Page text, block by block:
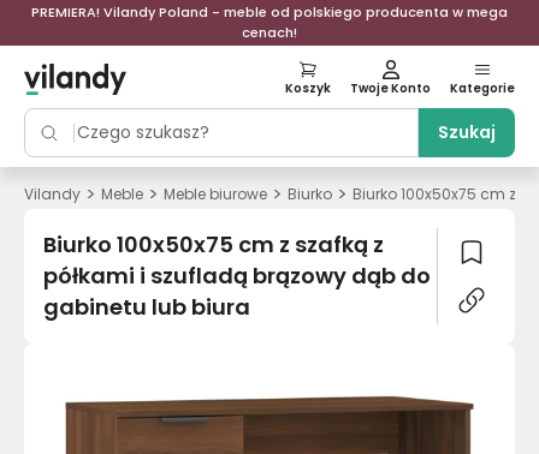
PREMIERA! Vilandy Poland - meble od polskiego producenta w mega
cenach!
Szukaj
Koszyk Twoje Konto Kategorie
Vilandy > Meble > Meble biurowe > Biurko > Biurko 100x50x75 cm z
Biurko 100x50x75 cm z szafką z
półkami i szufladą brązowy dąb do
gabinetu lub biura